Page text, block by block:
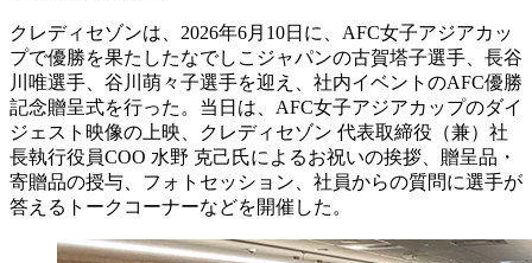
クレディセゾンは、2026年6月10日に、AFC女子アジアカッ
プで優勝を果たしたなでしこジャパンの古賀塔子選手、長谷
川唯選手、谷川萌々子選手を迎え、社内イベントのAFC優勝
記念贈呈式を行った。当日は、AFC女子アジアカップのダイ
ジェスト映像の上映、クレディセゾン 代表取締役（兼）社
長執行役員COO 水野 克己氏によるお祝いの挨拶、贈呈品・
寄贈品の授与、フォトセッション、社員からの質問に選手が
答えるトークコーナーなどを開催した。